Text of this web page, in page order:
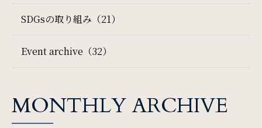
SDGsの取り組み（21）
Event archive（32）
MONTHLY ARCHIVE